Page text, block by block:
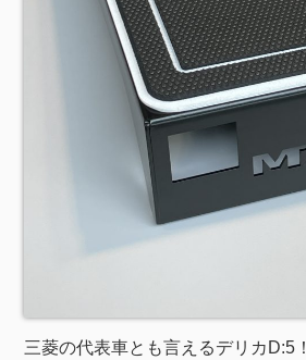
三菱の代表車とも言えるデリカD:5！